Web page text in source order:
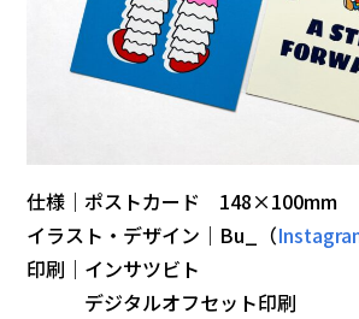
仕様｜ポストカード 148×100mm
イラスト・デザイン｜Bu_（
印刷｜インサツビト
デジタルオフセット印刷